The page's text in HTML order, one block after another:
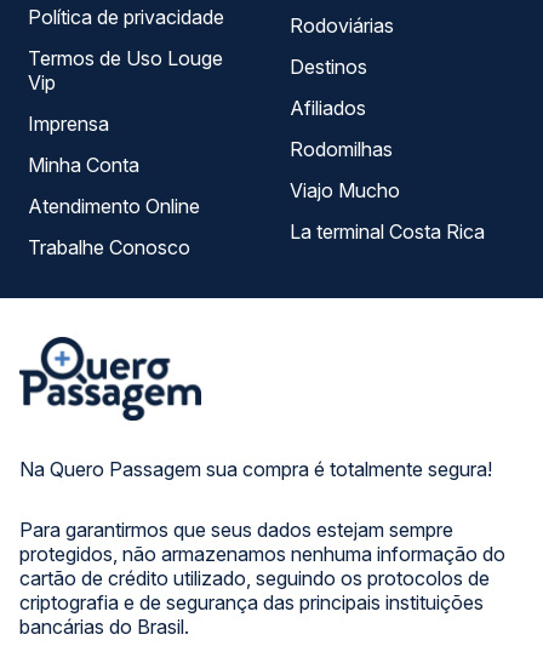
Na Quero Passagem sua compra é totalmente segura!
Para garantirmos que seus dados estejam sempre
protegidos, não armazenamos nenhuma informação do
cartão de crédito utilizado, seguindo os protocolos de
criptografia e de segurança das principais instituições
bancárias do Brasil.
Política de privacidade
Termos de Uso Louge
Vip
Imprensa
Minha Conta
Atendimento Online
Trabalhe Conosco
Rodoviárias
Destinos
Afiliados
Rodomilhas
Viajo Mucho
La terminal Costa Rica